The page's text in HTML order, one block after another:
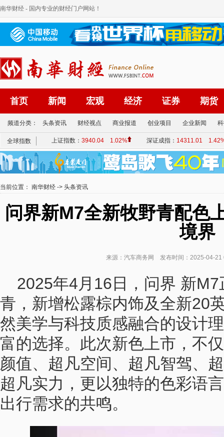
南华财经 - 国内专业的财经门户网站！
首页 新闻 宏观 经济 证券 期货
频道分类： 头条资讯 财经视点 商业报道 创业项目 企业新闻
当前位置： 南华财经 -> 头条资讯
问界新M7全新牧野青配色
境界
来源：汽车商务网 发布时间：2025-04-
2025年4月16日，问界 新
青，新增松露棕内饰及全新20
然美学与科技质感融合的设计
富的选择。此次新色上市，不
颜值、超凡空间、超凡智驾、
超凡实力，更以独特的色彩语
出行需求的共鸣。